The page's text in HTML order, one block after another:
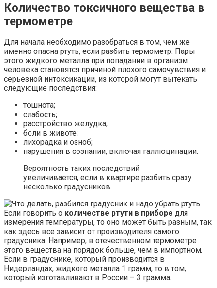
Количество токсичного вещества в
термометре
Для начала необходимо разобраться в том, чем же
именно опасна ртуть, если разбить термометр. Пары
этого жидкого металла при попадании в организм
человека становятся причиной плохого самочувствия и
серьезной интоксикации, из которой могут вытекать
следующие последствия:
тошнота;
слабость;
расстройство желудка;
боли в животе;
лихорадка и озноб;
нарушения в сознании, включая галлюцинации.
Вероятность таких последствий
увеличивается, если в квартире разбить сразу
несколько градусников.
Если говорить о количестве ртути в приборе для
измерения температуры, то оно может быть разным, так
как здесь все зависит от производителя самого
градусника. Например, в отечественном термометре
этого вещества на порядок больше, чем в импортном.
Если в градуснике, который производится в
Нидерландах, жидкого металла 1 грамм, то в том,
который изготавливают в России – 3 грамма.